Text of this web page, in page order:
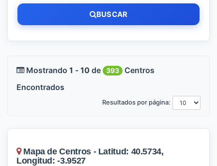
BUSCAR
Mostrando 1 - 10 de 393
Centros
Encontrados
Resultados por página:
Mapa de Centros - Latitud: 40.5734,
Longitud: -3.9527